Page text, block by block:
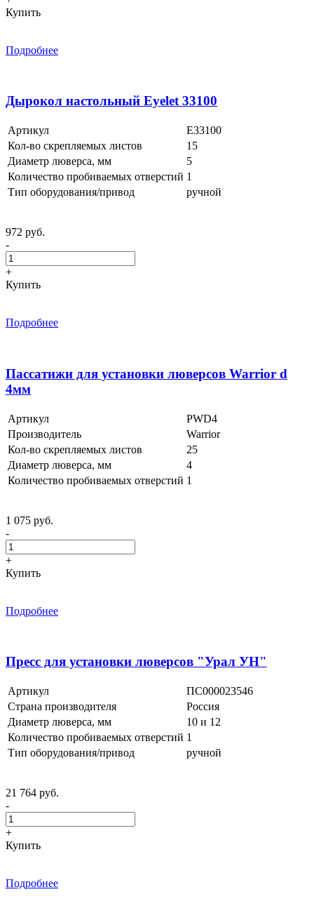
Купить
Подробнее
Дырокол настольный Eyelet 33100
Артикул
E33100
Кол-во скрепляемых листов
15
Диаметр люверса, мм
5
Количество пробиваемых отверстий 1
Тип оборудования/привод
ручной
972 руб.
-
+
Купить
Подробнее
Пассатижи для установки люверсов Warrior d
4мм
Артикул
PWD4
Производитель
Warrior
Кол-во скрепляемых листов
25
Диаметр люверса, мм
4
Количество пробиваемых отверстий 1
1 075 руб.
-
+
Купить
Подробнее
Пресс для установки люверсов "Урал УН"
Артикул
ПС000023546
Страна производителя
Россия
Диаметр люверса, мм
10 и 12
Количество пробиваемых отверстий 1
Тип оборудования/привод
ручной
21 764 руб.
-
+
Купить
Подробнее